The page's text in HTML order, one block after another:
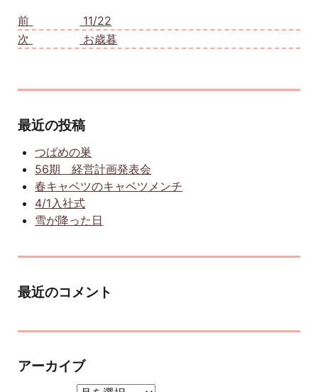
前
11/22
次
お歳暮
最近の投稿
つばめの巣
56期 経営計画発表会
春キャベツのキャベツメンチ
4/1入社式
雪が降った日
最近のコメント
アーカイブ